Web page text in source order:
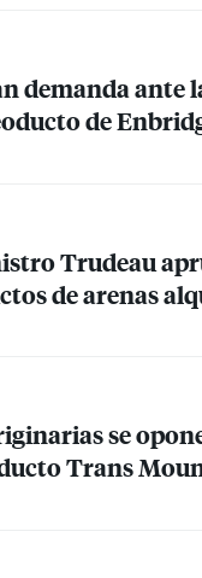
demanda ante
de
Trudeau
de arenas
se
Trans